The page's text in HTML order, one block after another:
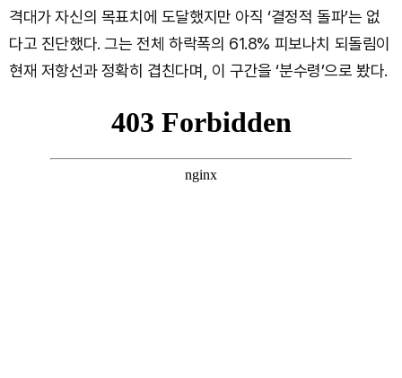
격대가 자신의 목표치에 도달했지만 아직 ‘결정적 돌파’는 없
다고 진단했다. 그는 전체 하락폭의 61.8% 피보나치 되돌림이
현재 저항선과 정확히 겹친다며, 이 구간을 ‘분수령’으로 봤다.